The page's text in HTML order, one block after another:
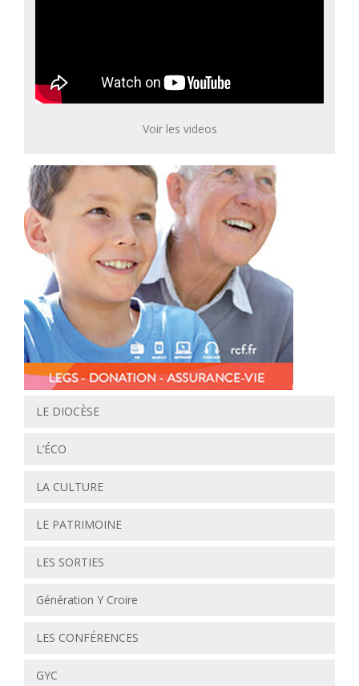
Voir les videos
LE DIOCÈSE
L’ÉCO
LA CULTURE
LE PATRIMOINE
LES SORTIES
Génération Y Croire
LES CONFÉRENCES
GYC